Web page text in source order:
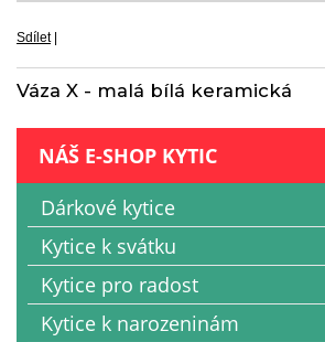
Sdílet
Váza X - malá bílá keramická
NÁŠ E-SHOP KYTIC
Dárkové kytice
Kytice k svátku
Kytice pro radost
Kytice k narozeninám